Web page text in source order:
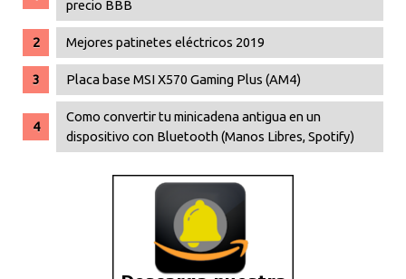
precio BBB
Mejores patinetes eléctricos 2019
Placa base MSI X570 Gaming Plus (AM4)
Como convertir tu minicadena antigua en un
dispositivo con Bluetooth (Manos Libres, Spotify)